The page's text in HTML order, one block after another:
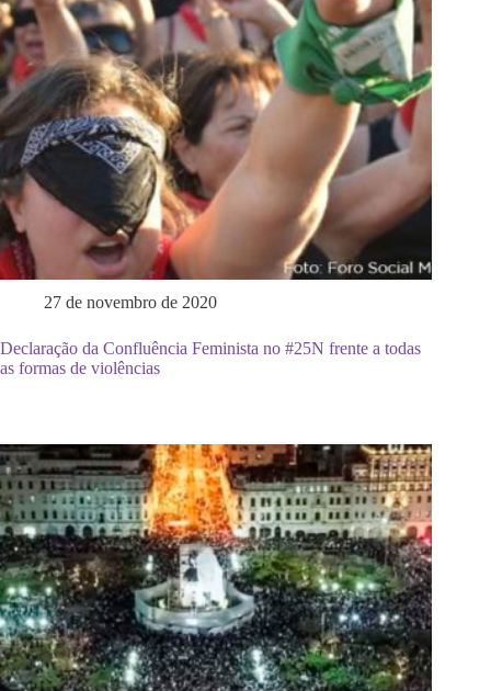
27 de novembro de 2020
Declaração da Confluência Feminista no #25N frente a todas
as formas de violências